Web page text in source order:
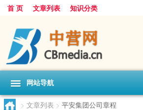
首 页 文章列表 知识分类
网站导航
> 文章列表 > 平安集团公司章程